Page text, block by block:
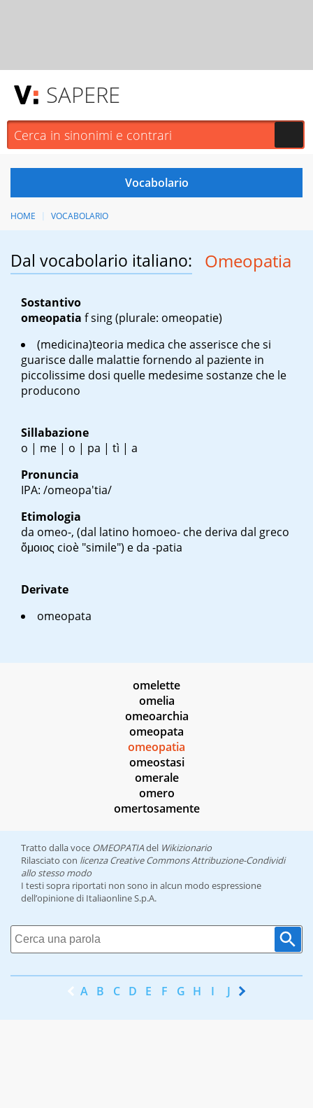
SAPERE
HOME VOCABOLARIO
Dal vocabolario italiano: Omeopatia
Sostantivo
omeopatia f sing(plurale: omeopatie)
(medicina)teoria medica che asserisce che si
guarisce dalle malattie fornendo al paziente in
piccolissime dosi quelle medesime sostanze che le
producono
Sillabazione
o | me | o | pa | tì | a
Pronuncia
IPA: /omeopa'tia/
Etimologia
da omeo-, (dal latino homoeo- che deriva dal greco
ὅμοιος cioè "simile") e da -patia
Derivate
omeopata
omelette
omelia
omeoarchia
omeopata
omeopatia
omeostasi
omerale
omero
omertosamente
Tratto dalla voce OMEOPATIAdel Wikizionario
Rilasciato con licenza Creative Commons Attribuzione-Condividi
allo stesso modo
I testi sopra riportati non sono in alcun modo espressione
dell’opinione di Italiaonline S.p.A.
A B C D E F G H I J K